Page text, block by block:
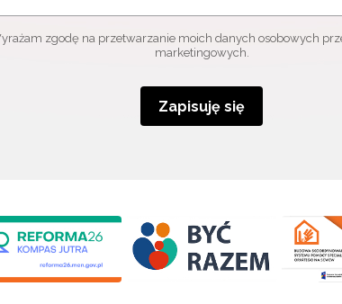
zgodę na przetwarzanie moich danych osobowych
marketingowych.
Zapisuję się